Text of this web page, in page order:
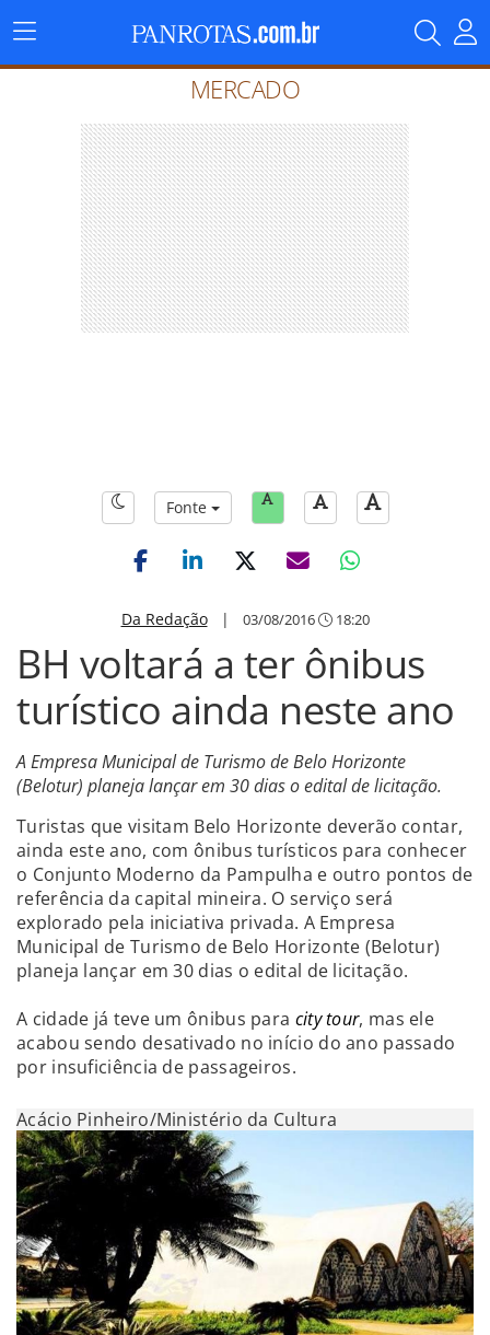
Menu
Principal
MERCADO
Fonte
Da Redação| 03/08/2016 18:20
BH voltará a ter ônibus
turístico ainda neste ano
A Empresa Municipal de Turismo de Belo Horizonte
(Belotur) planeja lançar em 30 dias o edital de licitação.
Turistas que visitam Belo Horizonte deverão contar,
ainda este ano, com ônibus turísticos para conhecer
o Conjunto Moderno da Pampulha e outro pontos de
referência da capital mineira. O serviço será
explorado pela iniciativa privada. A Empresa
Municipal de Turismo de Belo Horizonte (Belotur)
planeja lançar em 30 dias o edital de licitação.
A cidade já teve um ônibus para city tour, mas ele
acabou sendo desativado no início do ano passado
por insuficiência de passageiros.
Acácio Pinheiro/Ministério da Cultura